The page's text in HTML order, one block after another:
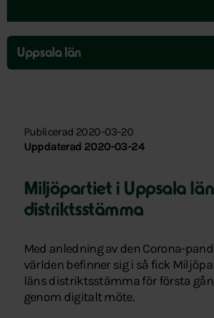
Hoppa
över
menyn
Uppsala län
Publicerad 2020-03-20
Uppdaterad 2020-03-24
Miljöpartiet i Uppsala
distriktsstämma
Med anledning av den Corona-
världen befinner sig i så fick
läns distriktsstämma för första
genom digitalt möte.